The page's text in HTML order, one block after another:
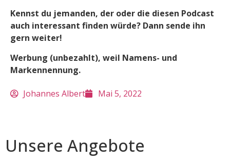
Kennst du jemanden, der oder die diesen Podcast
auch interessant finden würde? Dann sende ihn
gern weiter!
Werbung (unbezahlt), weil Namens- und
Markennennung.
Johannes Albert Mai 5, 2022
Unsere Angebote